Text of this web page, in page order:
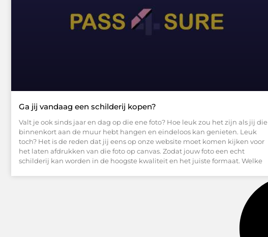
Ga jij vandaag een schilderij kopen?
Valt je ook sinds jaar en dag op die ene foto? Hoe leuk zou het zijn als jij die
binnenkort aan de muur hebt hangen en eindeloos kan genieten. Leuk
toch? Het is de reden dat jij eens op onze website moet komen kijken voor
het laten afdrukken van die foto op canvas. Zodat jouw foto een echt
schilderij kan worden in de hoogste kwaliteit en het juiste formaat. Welke